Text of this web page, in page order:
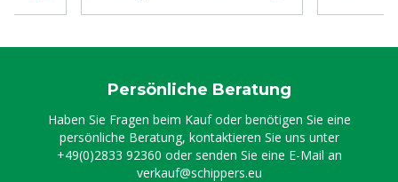
Persönliche Beratung
Haben Sie Fragen beim Kauf oder benötigen Sie eine
persönliche Beratung, kontaktieren Sie uns unter
+49(0)2833 92360 oder senden Sie eine E-Mail an
verkauf@schippers.eu